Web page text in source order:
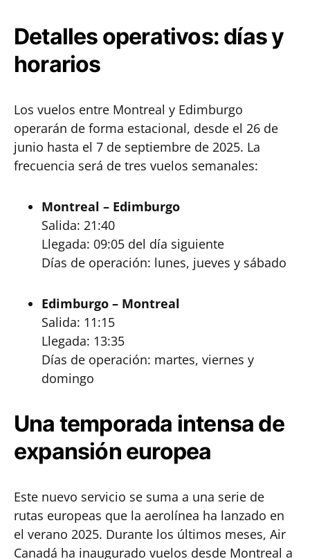
Detalles operativos: días y
horarios
Los vuelos entre Montreal y Edimburgo
operarán de forma estacional, desde el 26 de
junio hasta el 7 de septiembre de 2025. La
frecuencia será de tres vuelos semanales:
Montreal – Edimburgo
Salida: 21:40
Llegada: 09:05 del día siguiente
Días de operación: lunes, jueves y sábado
Edimburgo – Montreal
Salida: 11:15
Llegada: 13:35
Días de operación: martes, viernes y
domingo
Una temporada intensa de
expansión europea
Este nuevo servicio se suma a una serie de
rutas europeas que la aerolínea ha lanzado en
el verano 2025. Durante los últimos meses, Air
Canadá ha inaugurado vuelos desde Montreal a